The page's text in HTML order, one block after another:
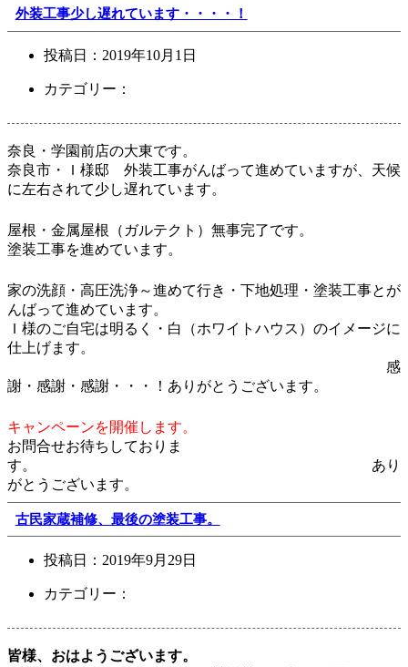
外装工事少し遅れています・・・・！
投稿日： 2019年10月1日
カテゴリー：
奈良・学園前店の大東です。
奈良市・Ｉ様邸 外装工事がんばって進めていますが、天候
に左右されて少し遅れています。
屋根・金属屋根（ガルテクト）無事完了です。
塗装工事を進めています。
家の洗顔・高圧洗浄～進めて行き・下地処理・塗装工事とが
んばって進めています。
Ｉ様のご自宅は明るく・白（ホワイトハウス）のイメージに
仕上げます。
感
謝・感謝・感謝・・・！ありがとうございます。
キャンペーンを開催します。
お問合せお待ちしておりま
す。 あり
がとうございます。
古民家蔵補修、最後の塗装工事。
投稿日： 2019年9月29日
カテゴリー：
皆様、おはようございます。